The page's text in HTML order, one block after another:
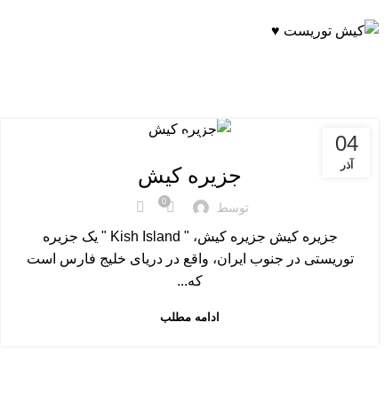
04
آذر
درباره کیش
جزیره کیش
توسط 0
جزیره کیش جزیره کیش، " Kish Island " یک جزیره
توریستی در جنوب ایران، واقع در دریای خلیج فارس است
که...
ادامه مطلب